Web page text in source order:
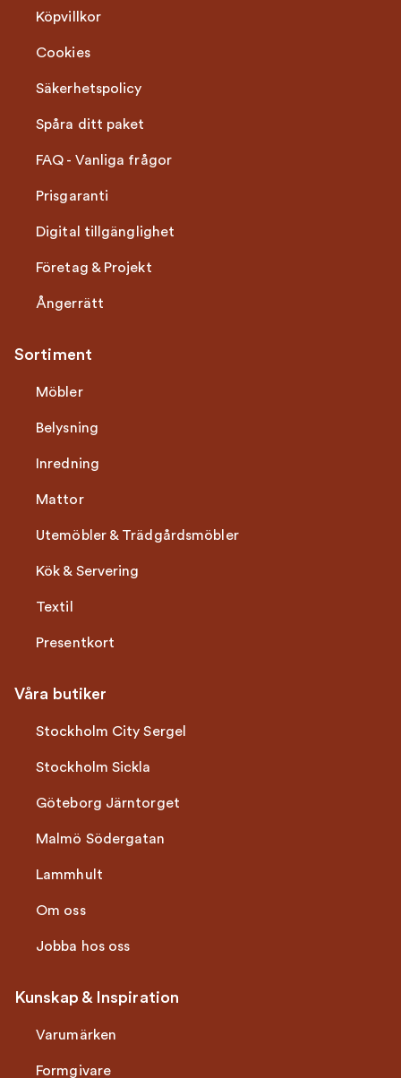
Köpvillkor
Cookies
Säkerhetspolicy
Spåra ditt paket
FAQ - Vanliga frågor
Prisgaranti
Digital tillgänglighet
Företag & Projekt
Ångerrätt
Sortiment
Möbler
Belysning
Inredning
Mattor
Utemöbler & Trädgårdsmöbler
Kök & Servering
Textil
Presentkort
Våra butiker
Stockholm City Sergel
Stockholm Sickla
Göteborg Järntorget
Malmö Södergatan
Lammhult
Om oss
Jobba hos oss
Kunskap & Inspiration
Varumärken
Formgivare